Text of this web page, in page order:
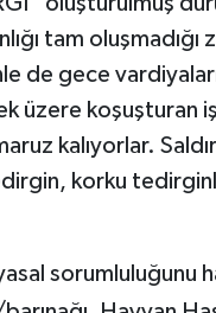
tam
de gece
üzere koşuşturan
kalıyorlar.
korku
sorumluluğunu